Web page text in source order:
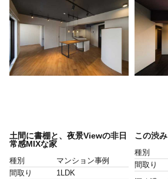
土間に書棚と、夜景Viewの非日
常感MIXな家
種別
マンション事例
間取り
1LDK
この渋
種別
間取り